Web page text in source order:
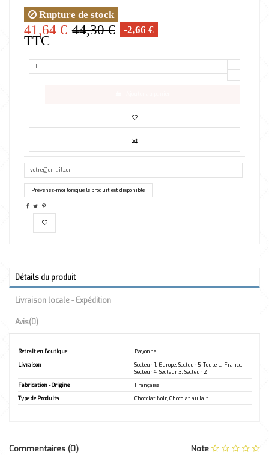
Rupture de stock
41,64 € 44,30 € -2,66 €
TTC
Détails du produit
Livraison locale - Expédition
Avis(0)
Retrait en Boutique
Bayonne
Livraison
Secteur 1, Europe, Secteur 5, Toute la France,
Secteur 4, Secteur 3, Secteur 2
Fabrication - Origine
Française
Type de Produits
Chocolat Noir, Chocolat au lait
Note
Commentaires (0)